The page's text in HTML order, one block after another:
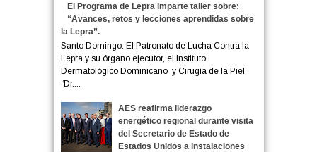
El Programa de Lepra imparte taller sobre:
“Avances, retos y lecciones aprendidas sobre
la Lepra”.
Santo Domingo. El Patronato de Lucha Contra la
Lepra y su órgano ejecutor, el Instituto
Dermatológico Dominicano y Cirugía de la Piel
“Dr....
AES reafirma liderazgo
energético regional durante visita
del Secretario de Estado de
Estados Unidos a instalaciones